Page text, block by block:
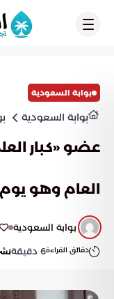
بوابة السعودية
بوابة السعودية
عضو «كبار
العام وهو
بوابة السعودية
دقائق القراءة6 دقيقة